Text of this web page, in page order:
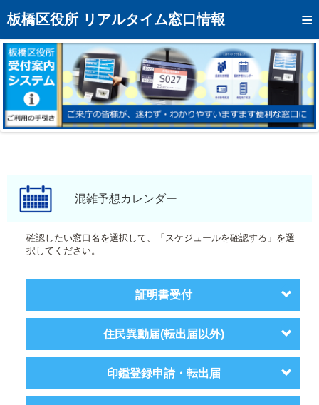
板橋区役所 リアルタイム窓口情報
トップページへ
混雑予想カレンダー
リアルタイム混雑状況
リアルタイム受付番号状況
メール通知登録
モバイルサイト
区役所フロアマップ
混雑予想カレンダー
確認したい窓口名を選択して、「スケジュールを確認する」を選
択してください。
証明書受付
住民異動届(転出届以外)
印鑑登録申請・転出届